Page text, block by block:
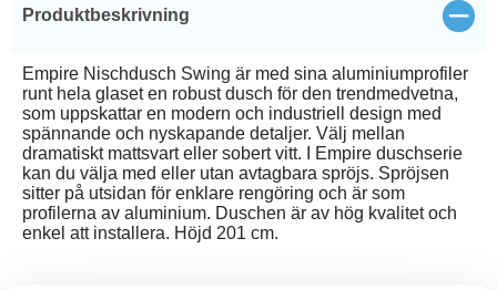
Produktbeskrivning Stäng
Empire Nischdusch Swing är med sina aluminiumprofiler
runt hela glaset en robust dusch för den trendmedvetna,
som uppskattar en modern och industriell design med
spännande och nyskapande detaljer. Välj mellan
dramatiskt mattsvart eller sobert vitt. I Empire duschserie
kan du välja med eller utan avtagbara spröjs. Spröjsen
sitter på utsidan för enklare rengöring och är som
profilerna av aluminium. Duschen är av hög kvalitet och
enkel att installera. Höjd 201 cm.